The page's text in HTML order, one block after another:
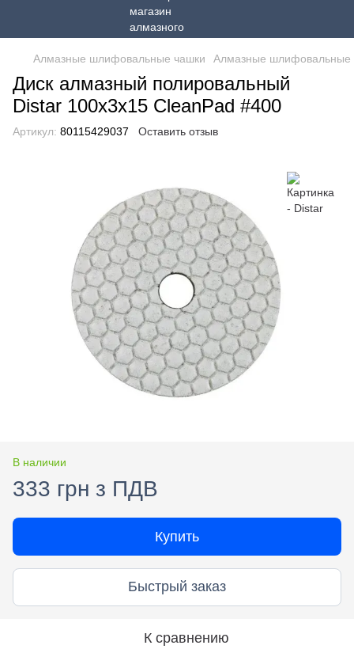
Алмазные шлифовальные чашки Алмазные шлифовальные
Диск алмазный полировальный
Distar 100x3x15 CleanPad #400
Артикул: 80115429037 Оставить отзыв
В наличии
333 грн з ПДВ
Купить
Быстрый заказ
К сравнению